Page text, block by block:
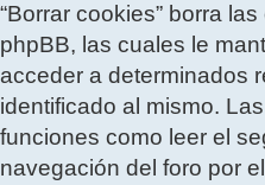
“Borrar cookies” borra
phpBB, las cuales le
acceder a determinados
identificado al mismo.
funciones como leer el
navegación del foro por